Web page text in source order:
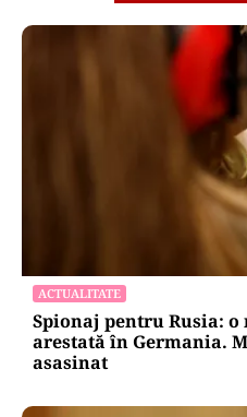
ACTUALITATE
Spionaj pentru Rusia: o
arestată în Germania.
asasinat